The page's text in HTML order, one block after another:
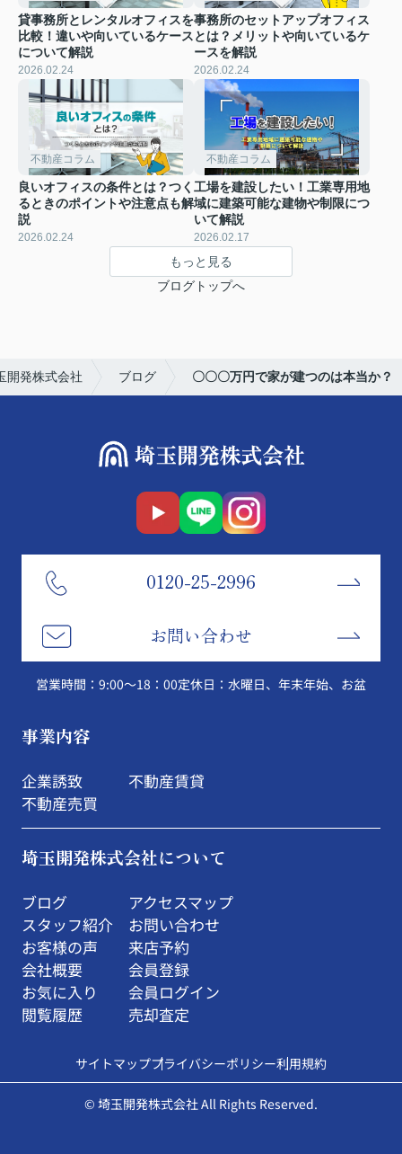
貸事務所とレンタルオフィスを
比較！違いや向いているケース
について解説
2026.02.24
事務所のセットアップオフィス
とは？メリットや向いているケ
ースを解説
2026.02.24
不動産コラム
良いオフィスの条件とは？つく
るときのポイントや注意点も解
説
2026.02.24
不動産コラム
工場を建設したい！工業専用地
域に建築可能な建物や制限につ
いて解説
2026.02.17
もっと見る
ブログトップへ
開発株式会社 ブログ 〇〇〇万円で家が建つのは本当か？
0120-25-2996
お問い合わせ
営業時間：9:00～18：00定休日：水曜日、年末年始、お盆
事業内容
企業誘致
不動産売買
不動産賃貸
埼玉開発株式会社について
ブログ
スタッフ紹介
お客様の声
会社概要
お気に入り
閲覧履歴
アクセスマップ
お問い合わせ
来店予約
会員登録
会員ログイン
売却査定
サイトマッププライバシーポリシー利用規約
© 埼玉開発株式会社 All Rights Reserved.